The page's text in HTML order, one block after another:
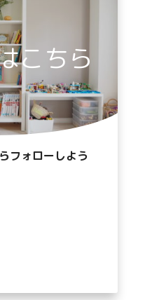
こちら
フォローしよう